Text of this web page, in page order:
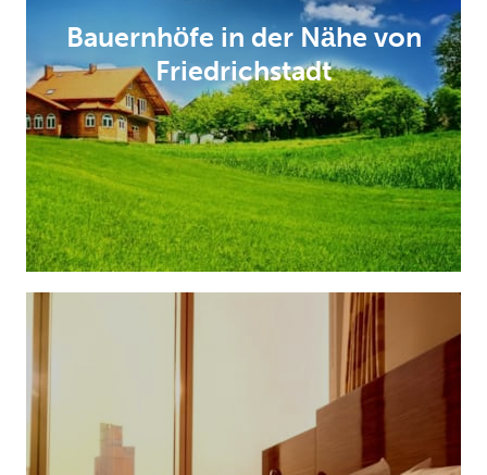
Bauernhöfe in der Nähe von
Friedrichstadt